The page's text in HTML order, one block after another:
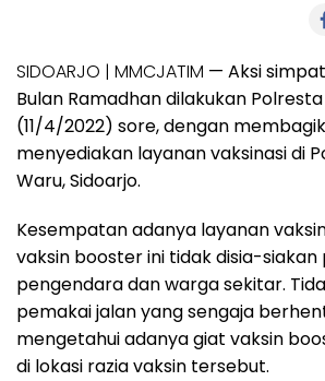
SIDOARJO | MMCJATIM — Aksi
Bulan Ramadhan dilakukan Polresta
(11/4/2022) sore, dengan
menyediakan layanan vaksinasi di
Waru, Sidoarjo.
Kesempatan adanya layanan
vaksin booster ini tidak disia-siakan
pengendara dan warga sekitar.
pemakai jalan yang sengaja
mengetahui adanya giat vaksin
di lokasi razia vaksin tersebut.